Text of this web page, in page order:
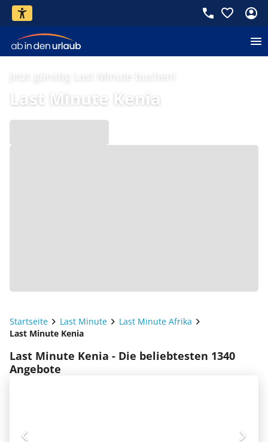
Jetzt günstig Last Minute buchen!
Last Minute Kenia
Startseite Last Minute
Last Minute Afrika
Last Minute Kenia
Last Minute Kenia - Die beliebtesten 1340
Angebote